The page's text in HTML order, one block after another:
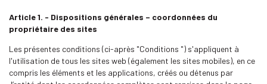
Article 1. - Dispositions générales – coordonnées du
propriétaire des sites
Les présentes conditions (ci-après "Conditions ") s'appliquent à
l'utilisation de tous les sites web (également les sites mobiles), en ce
compris les éléments et les applications, créés ou détenus par